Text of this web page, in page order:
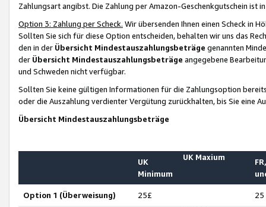
Zahlungsart angibst. Die Zahlung per Amazon-Geschenkgutschein ist
Option 3: Zahlung per Scheck. Wir übersenden Ihnen einen Scheck in
Sollten Sie sich für diese Option entscheiden, behalten wir uns das
den in der Übersicht Mindestauszahlungsbeträge genannten
der Übersicht Mindestauszahlungsbeträge angegebene
und Schweden nicht verfügbar.
Sollten Sie keine gültigen Informationen für die Zahlungsoption
oder die Auszahlung verdienter Vergütung zurückhalten, bis Sie
Übersicht Mindestauszahlungsbeträge
UK
Minimum
UK Maxium
Option 1 (Überweisung) 25£ 25